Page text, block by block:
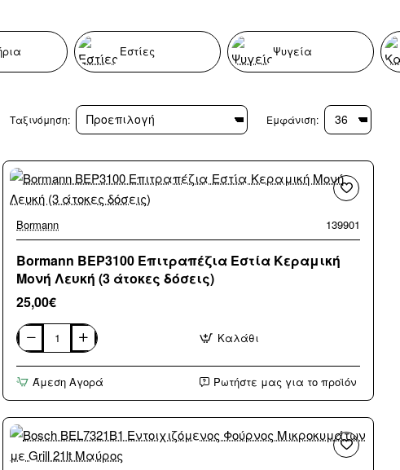
Εστίες Ψυγεία
Ταξινόμηση: Εμφάνιση:
Bormann 139901
Bormann BEP3100 Επιτραπέζια Εστία Κεραμική
Μονή Λευκή (3 άτοκες δόσεις)
25,00€
Bormann
BEP3100
Επιτραπέζια
Εστία
Λευκή
(3
άτοκες
δόσεις)
Καλάθι
Άμεση Αγορά Ρωτήστε μας για το προϊόν